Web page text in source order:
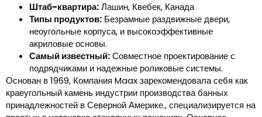
Штаб-квартира:Лашин, Квебек, Канада
Типы продуктов: Безрамные раздвижные двери,
неоугольные корпуса, и высокоэффективные
акриловые основы.
Самый известный:Совместное проектирование с
подрядчиками и надежные роликовые системы.
Основан в 1969, Компания Maax зарекомендовала себя как
краеугольный камень индустрии производства банных
принадлежностей в Северной Америке., специализируется на